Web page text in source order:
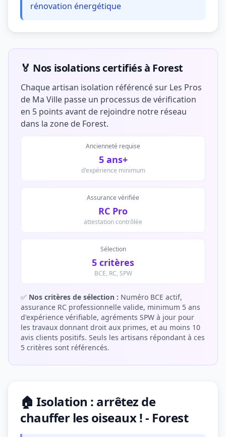
rénovation énergétique
🏅 Nos isolations certifiés à Forest
Chaque artisan isolation référencé sur Les Pros
de Ma Ville passe un processus de vérification
en 5 points avant de rejoindre notre réseau
dans la zone de Forest.
Ancienneté requise
5 ans+
d'expérience minimum
Assurance vérifiée
RC Pro
attestation contrôlée
Sélection
5 critères
BCE, RC, SPW
✅ Nos critères de sélection : Numéro BCE actif,
assurance RC professionnelle valide, minimum 5 ans
d'expérience vérifiable, agréments SPW à jour pour
les travaux donnant droit aux primes, et au moins 10
avis clients positifs. Seuls les artisans répondant à ces
5 critères sont référencés.
🏠 Isolation : arrêtez de
chauffer les oiseaux ! - Forest